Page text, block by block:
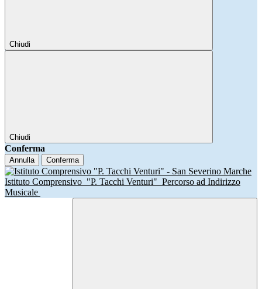
Chiudi
Chiudi
Conferma
Annulla Conferma
Istituto Comprensivo "P. Tacchi Venturi" Percorso ad Indirizzo
Musicale